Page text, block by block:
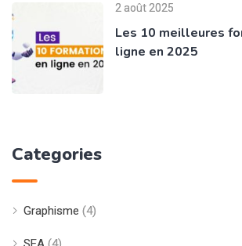
2 août 2025
Les 10 meilleures
ligne en 2025
Categories
Graphisme (4)